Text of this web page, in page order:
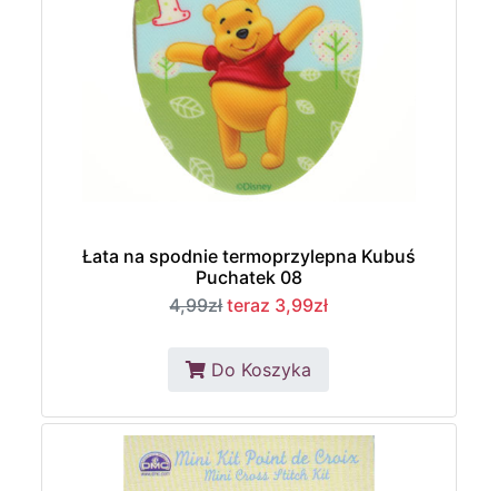
Łata na spodnie termoprzylepna Kubuś
Puchatek 08
4,99zł teraz 3,99zł
Do Koszyka